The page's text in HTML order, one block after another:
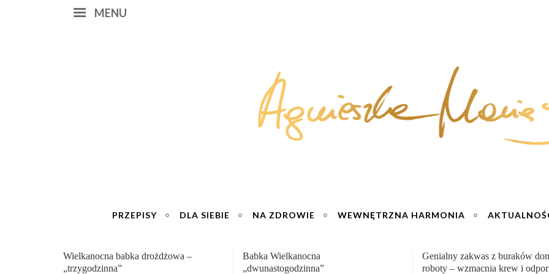
MENU
PRZEPISY DLA SIEBIE NA ZDROWIE WEWNĘTRZNA HARMONIA
Babka Wielkanocna
„dwunastogodzinna”
Genialny zakwas z buraków domowej
roboty – wzmacnia krew i odporność
„Przemiana” Podróż do siły i